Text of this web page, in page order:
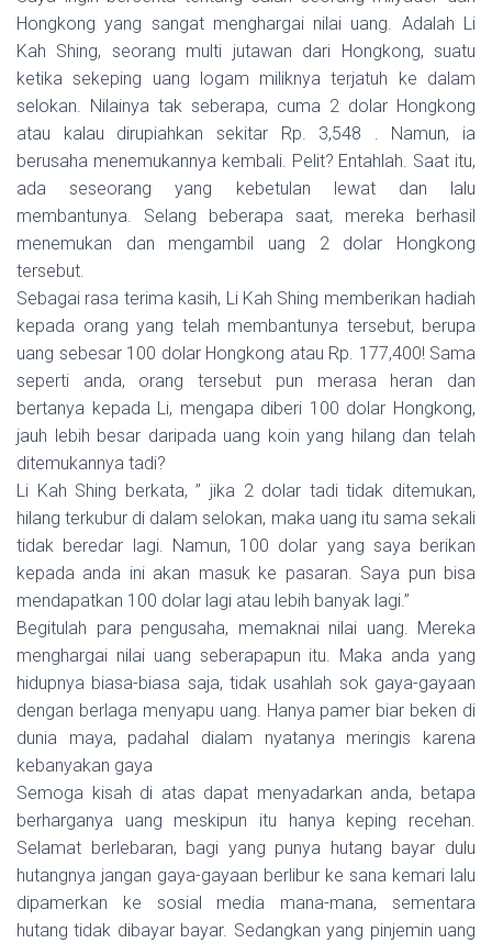
Hongkong yang sangat menghargai nilai uang. Adalah Li
Kah Shing, seorang multi jutawan dari Hongkong, suatu
ketika sekeping uang logam miliknya terjatuh ke dalam
selokan. Nilainya tak seberapa, cuma 2 dolar Hongkong
atau kalau dirupiahkan sekitar Rp. 3,548 . Namun, ia
berusaha menemukannya kembali. Pelit? Entahlah. Saat itu,
ada seseorang yang kebetulan lewat dan lalu
membantunya. Selang beberapa saat, mereka berhasil
menemukan dan mengambil uang 2 dolar Hongkong
tersebut.
Sebagai rasa terima kasih, Li Kah Shing memberikan hadiah
kepada orang yang telah membantunya tersebut, berupa
uang sebesar 100 dolar Hongkong atau Rp. 177,400! Sama
seperti anda, orang tersebut pun merasa heran dan
bertanya kepada Li, mengapa diberi 100 dolar Hongkong,
jauh lebih besar daripada uang koin yang hilang dan telah
ditemukannya tadi?
Li Kah Shing berkata, ” jika 2 dolar tadi tidak ditemukan,
hilang terkubur di dalam selokan, maka uang itu sama sekali
tidak beredar lagi. Namun, 100 dolar yang saya berikan
kepada anda ini akan masuk ke pasaran. Saya pun bisa
mendapatkan 100 dolar lagi atau lebih banyak lagi.”
Begitulah para pengusaha, memaknai nilai uang. Mereka
menghargai nilai uang seberapapun itu. Maka anda yang
hidupnya biasa-biasa saja, tidak usahlah sok gaya-gayaan
dengan berlaga menyapu uang. Hanya pamer biar beken di
dunia maya, padahal dialam nyatanya meringis karena
kebanyakan gaya
Semoga kisah di atas dapat menyadarkan anda, betapa
berharganya uang meskipun itu hanya keping recehan.
Selamat berlebaran, bagi yang punya hutang bayar dulu
hutangnya jangan gaya-gayaan berlibur ke sana kemari lalu
dipamerkan ke sosial media mana-mana, sementara
hutang tidak dibayar bayar. Sedangkan yang pinjemin uang